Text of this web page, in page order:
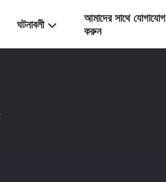
ঘটনাবলী
আমাদের সাথে যোগাযোগ
করুন